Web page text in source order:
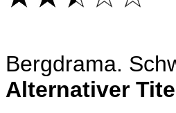
Bergdrama.
Alternativer